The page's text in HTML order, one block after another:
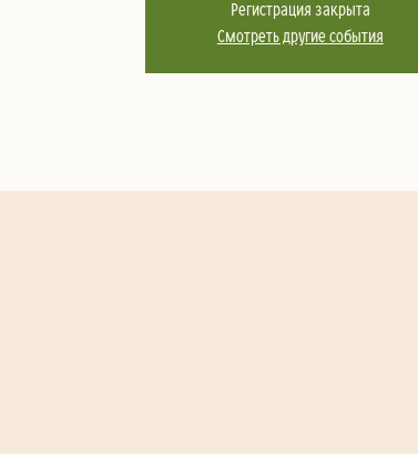
Регистрация закрыта
Смотреть другие события